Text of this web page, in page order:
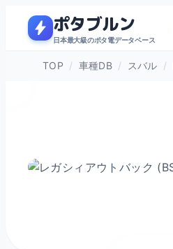
bolt ポタブルン
日本最大級のポタ電データベース
TOP / 車種DB / スバル /